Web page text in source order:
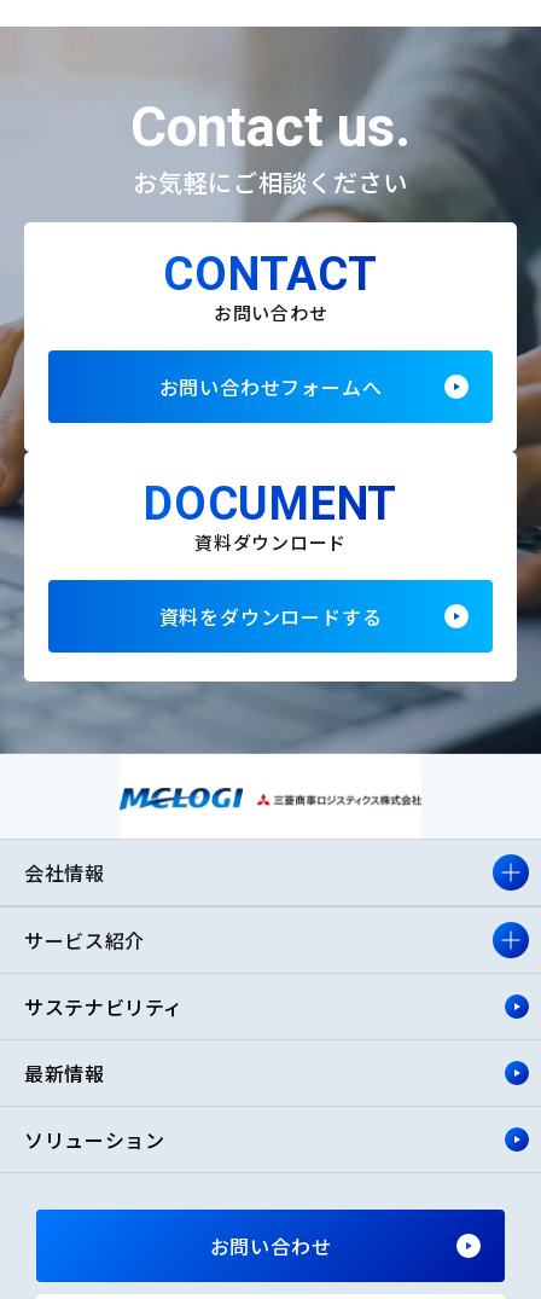
Contact us.
お気軽にご相談ください
CONTACT
お問い合わせ
お問い合わせフォームへ
DOCUMENT
資料ダウンロード
資料をダウンロードする
会社情報
サービス紹介
サステナビリティ
最新情報
ソリューション
お問い合わせ